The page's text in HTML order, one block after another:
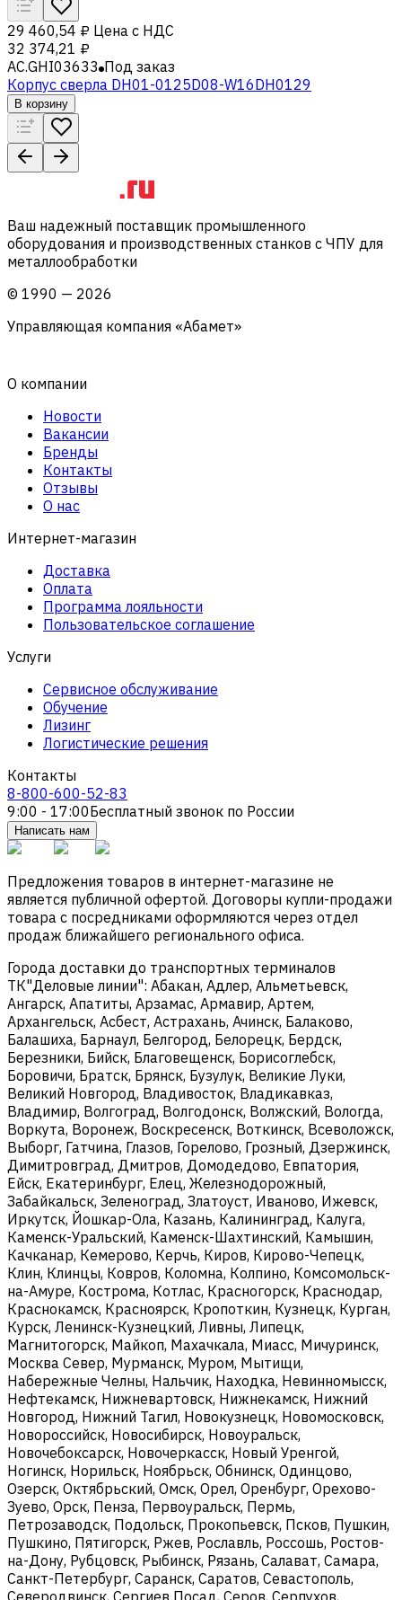
29 460,54 ₽ Цена с НДС
32 374,21 ₽
AC.GHI03633 Под заказ
Корпус сверла DH01-0125D08-W16DH0129
В корзину
Ваш надежный поставщик промышленного
оборудования и производственных станков с ЧПУ для
металлообработки
© 1990 — 2026
Управляющая компания «Абамет»
О компании
Новости
Вакансии
Бренды
Контакты
Отзывы
О нас
Интернет-магазин
Доставка
Оплата
Программа лояльности
Пользовательское соглашение
Услуги
Сервисное обслуживание
Обучение
Лизинг
Логистические решения
Контакты
8-800-600-52-83
9:00 - 17:00Бесплатный звонок по России
Написать нам
Предложения товаров в интернет-магазине не
является публичной офертой. Договоры купли-продажи
товара с посредниками оформляются через отдел
продаж ближайшего регионального офиса.
Города доставки до транспортных терминалов
ТК"Деловые линии": Абакан, Адлер, Альметьевск,
Ангарск, Апатиты, Арзамас, Армавир, Артем,
Архангельск, Асбест, Астрахань, Ачинск, Балаково,
Балашиха, Барнаул, Белгород, Белорецк, Бердск,
Березники, Бийск, Благовещенск, Борисоглебск,
Боровичи, Братск, Брянск, Бузулук, Великие Луки,
Великий Новгород, Владивосток, Владикавказ,
Владимир, Волгоград, Волгодонск, Волжский, Вологда,
Воркута, Воронеж, Воскресенск, Воткинск, Всеволожск,
Выборг, Гатчина, Глазов, Горелово, Грозный, Дзержинск,
Димитровград, Дмитров, Домодедово, Евпатория,
Ейск, Екатеринбург, Елец, Железнодорожный,
Забайкальск, Зеленоград, Златоуст, Иваново, Ижевск,
Иркутск, Йошкар-Ола, Казань, Калининград, Калуга,
Каменск-Уральский, Каменск-Шахтинский, Камышин,
Качканар, Кемерово, Керчь, Киров, Кирово-Чепецк,
Клин, Клинцы, Ковров, Коломна, Колпино, Комсомольск-
на-Амуре, Кострома, Котлас, Красногорск, Краснодар,
Краснокамск, Красноярск, Кропоткин, Кузнецк, Курган,
Курск, Ленинск-Кузнецкий, Ливны, Липецк,
Магнитогорск, Майкоп, Махачкала, Миасс, Мичуринск,
Москва Север, Мурманск, Муром, Мытищи,
Набережные Челны, Нальчик, Находка, Невинномысск,
Нефтекамск, Нижневартовск, Нижнекамск, Нижний
Новгород, Нижний Тагил, Новокузнецк, Новомосковск,
Новороссийск, Новосибирск, Новоуральск,
Новочебоксарск, Новочеркасск, Новый Уренгой,
Ногинск, Норильск, Ноябрьск, Обнинск, Одинцово,
Озерск, Октябрьский, Омск, Орел, Оренбург, Орехово-
Зуево, Орск, Пенза, Первоуральск, Пермь,
Петрозаводск, Подольск, Прокопьевск, Псков, Пушкин,
Пушкино, Пятигорск, Ржев, Рославль, Россошь, Ростов-
на-Дону, Рубцовск, Рыбинск, Рязань, Салават, Самара,
Санкт-Петербург, Саранск, Саратов, Севастополь,
Северодвинск, Сергиев Посад, Серов, Серпухов,